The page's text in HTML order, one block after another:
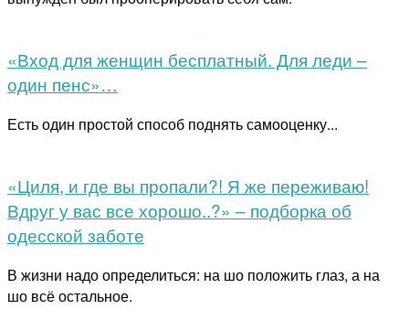
«Вход для женщин бесплатный. Для леди –
один пенс»…
Есть один простой способ поднять самооценку...
«Циля, и где вы пропали?! Я же переживаю!
Вдруг у вас все хорошо..?» – подборка об
одесской заботе
В жизни надо определиться: на шо положить глаз, а на
шо всё остальное.